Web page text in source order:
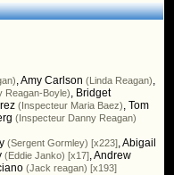
,Amy Carlson (Linda Reagan),
Reagan-Boyle), Bridget
(Inspecteur Maria Baez),Tom
(Inspecteur Danny Reagan)
(Sergent Gormley) [x223],Abigail
(Eddie Janko) [x17],Andrew
(Jack reagan) [x193]